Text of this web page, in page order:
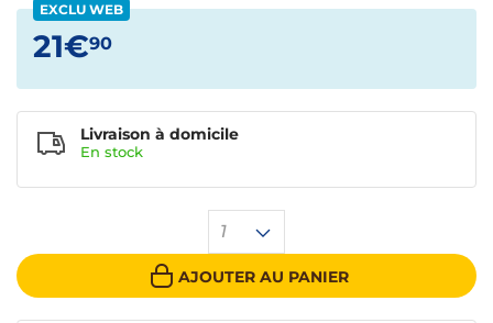
EXCLU WEB
21€90
1
AJOUTER AU PANIER
Livraison à domicile
En stock